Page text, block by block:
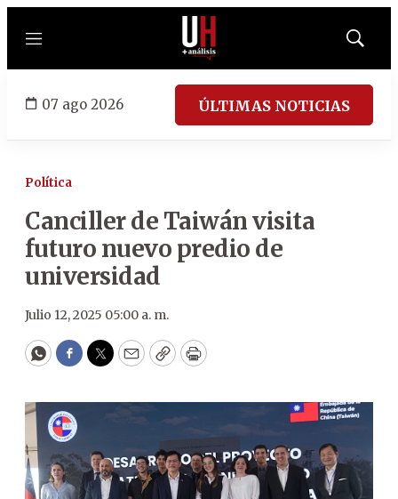
Menú
Mostrar
07 ago 2026 ÚLTIMAS NOTICIAS
Política
Canciller de Taiwán visita
futuro nuevo predio de
universidad
Julio 12, 2025 05:00 a. m.
WhatsApp
Facebook
Twitter
EmailCopyPrint